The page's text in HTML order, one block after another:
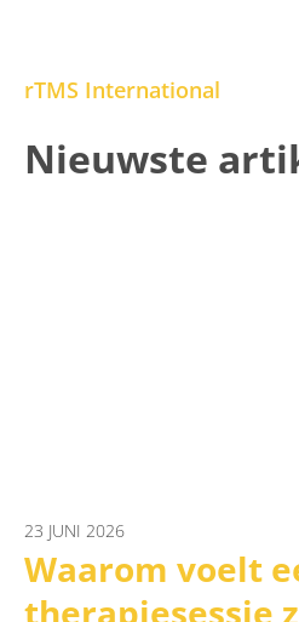
rTMS International
Nieuwste
23 JUNI 2026
Waarom voelt
therapiesessie